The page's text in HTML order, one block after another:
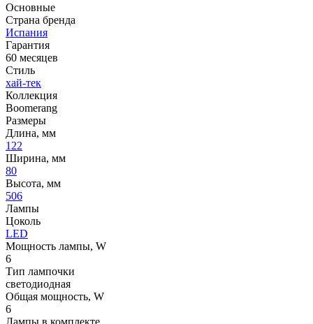
Основные
Страна бренда
Испания
Гарантия
60 месяцев
Стиль
хай-тек
Коллекция
Boomerang
Размеры
Длина, мм
122
Ширина, мм
80
Высота, мм
506
Лампы
Цоколь
LED
Мощность лампы, W
6
Тип лампочки
светодиодная
Общая мощность, W
6
Лампы в комплекте